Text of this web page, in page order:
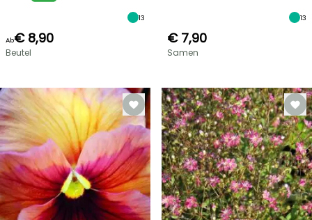
13
Ab€ 8,90
Beutel
13
€ 7,90
Samen